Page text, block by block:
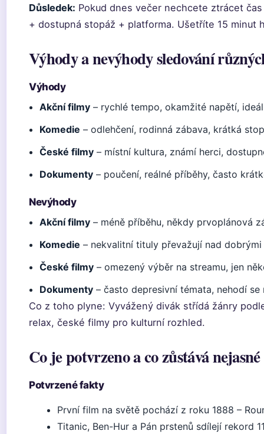
Důsledek: Pokud dnes večer nechcete ztrácet
+ dostupná stopáž + platforma. Ušetříte 15 minut
Výhody a nevýhody sledování
Výhody
Akční filmy – rychlé tempo, okamžité napětí,
Komedie – odlehčení, rodinná zábava, krátká
České filmy – místní kultura, známí herci,
Dokumenty – poučení, reálné příběhy, často
Nevýhody
Akční filmy – méně příběhu, někdy prvoplánová
Komedie – nekvalitní tituly převažují nad dobrými
České filmy – omezený výběr na streamu, jen
Dokumenty – často depresivní témata, nehodí
Co z toho plyne: Vyvážený divák střídá žánry
relax, české filmy pro kulturní rozhled.
Co je potvrzeno a co zůstává nejasné
Potvrzené fakty
První film na světě pochází z roku 1888 –
Titanic, Ben-Hur a Pán prstenů sdílejí rekord